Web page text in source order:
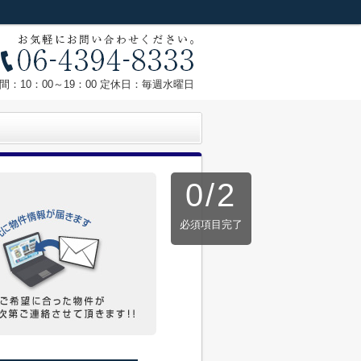
：10：00～19：00 定休日：毎週水曜日
0/2
必須項目完了